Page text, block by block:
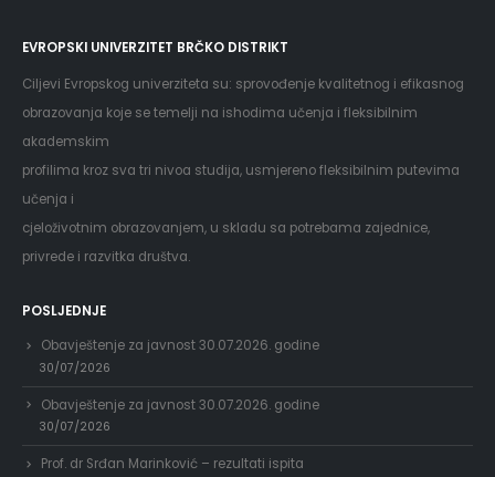
EVROPSKI UNIVERZITET BRČKO DISTRIKT
Ciljevi Evropskog univerziteta su: sprovođenje kvalitetnog i efikasnog
obrazovanja koje se temelji na ishodima učenja i fleksibilnim
akademskim
profilima kroz sva tri nivoa studija, usmjereno fleksibilnim putevima
učenja i
cjeloživotnim obrazovanjem, u skladu sa potrebama zajednice,
privrede i razvitka društva.
POSLJEDNJE
Obavještenje za javnost 30.07.2026. godine
30/07/2026
Obavještenje za javnost 30.07.2026. godine
30/07/2026
Prof. dr Srđan Marinković – rezultati ispita